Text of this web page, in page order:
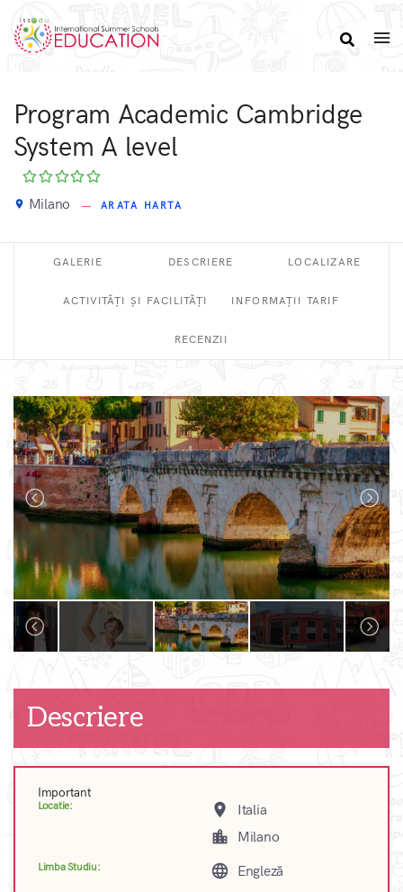
Program Academic Cambridge
System A level
place Milano ARATA HARTA
GALERIE DESCRIERE LOCALIZARE
ACTIVITĂȚI ȘI FACILITĂȚI INFORMAȚII TARIF
RECENZII
Descriere
Important
Locatie: place Italia
location_city Milano
Limba Studiu: language Engleză